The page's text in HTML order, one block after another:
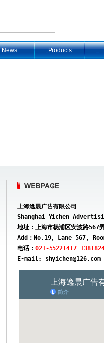
News Products
上海逸晨广告有限公司
Shanghai Yichen
地址：上海市杨浦区安波路567
Add：No.19, Lane 567,
电话： 021-55221417
E-mail: shyichen@126.com